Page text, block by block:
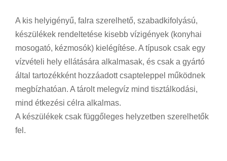
A kis helyigényű, falra szerelhető, szabadkifolyású,
készülékek rendeltetése kisebb vízigények (konyhai
mosogató, kézmosók) kielégítése. A típusok csak egy
vízvételi hely ellátására alkalmasak, és csak a gyártó
által tartozékként hozzáadott csapteleppel működnek
megbízhatóan. A tárolt melegvíz mind tisztálkodási,
mind étkezési célra alkalmas.
A készülékek csak függőleges helyzetben szerelhetők
fel.